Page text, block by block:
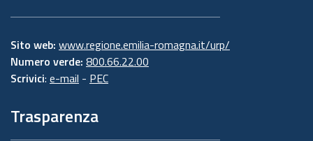
Sito web: www.regione.emilia-romagna.it/urp/
Numero verde: 800.66.22.00
Scrivici: e-mail - PEC
Trasparenza